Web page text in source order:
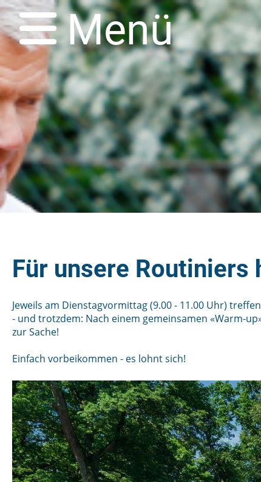
Menü
Für unsere
Jeweils am Dienstagvormittag (9.00 - 11.00 Uhr)
- und trotzdem: Nach einem gemeinsamen «Warm-
zur Sache!
Einfach vorbeikommen - es lohnt sich!